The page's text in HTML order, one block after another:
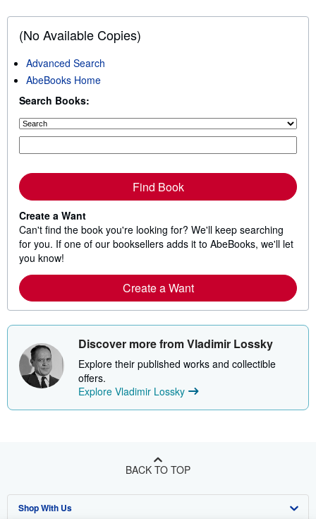
(No Available Copies)
Advanced Search
AbeBooks Home
Search Books:
Find Book
Create a Want
Can't find the book you're looking for? We'll keep searching
for you. If one of our booksellers adds it to AbeBooks, we'll let
you know!
Create a Want
Discover more from Vladimir Lossky
Explore their published works and collectible
offers.
Explore Vladimir Lossky
BACK TO TOP
Shop With Us